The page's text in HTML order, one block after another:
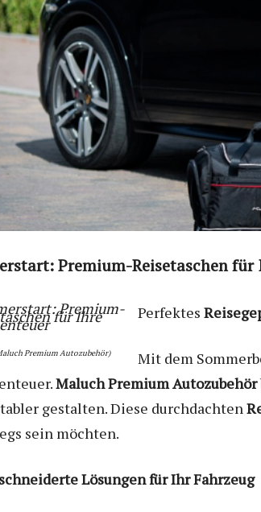
Premium-Reisetaschen
Premium Autozubehör)
Perfektes
Mit dem
Maluch Premium Autozubehör
gestalten. Diese durchdachten
sein möchten.
Lösungen für Ihr Fahrzeug